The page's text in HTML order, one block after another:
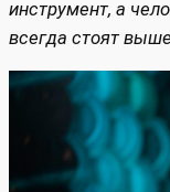
инструмент, а
всегда стоят